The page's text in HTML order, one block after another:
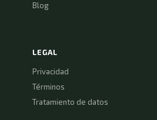
Blog
LEGAL
Privacidad
Términos
Tratamiento de datos